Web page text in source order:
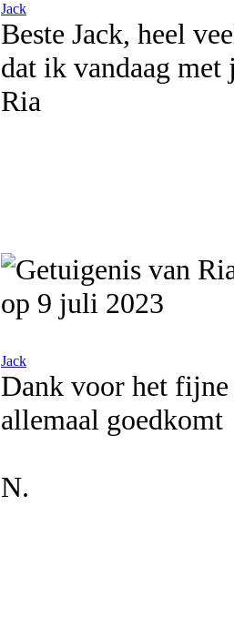
Jack
Beste Jack, heel
dat ik vandaag
Ria
op 9 juli 2023
Jack
Dank voor het
allemaal goedkomt
N.